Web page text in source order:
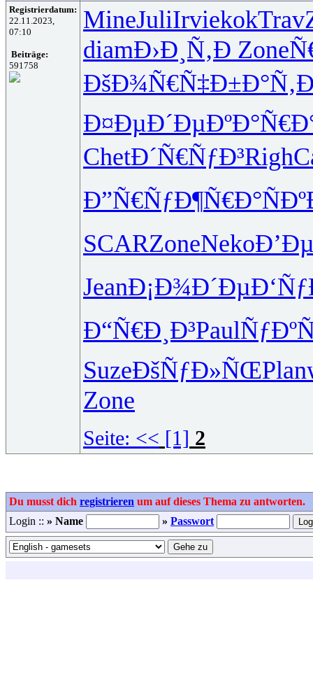
Registrierdatum:
22.11.2023,
07:10
Beiträge:
591758
MineJuliIrviekokTrav
diamÐ›Ð¸Ñ‚Ð Zone
ÐšÐ¾Ñ€Ñ‡
Ð¤ÐµÐ´Ðµ
ChetÐ´Ñ€ÑƒÐ³Righ
Ð”Ñ€ÑƒÐ¶Ñ€Ð°ÑÐº
SCARZoneNeko
JeanÐ¡Ð¾Ð´Ðµ
Ð“Ñ€Ð¸Ð³Paul
SuzeÐšÑƒÐ»ÑŒPlan
Zone
Seite: << [1] 2
Du musst dich registrieren um auf dieses Thema zu antworten.
Login :: » Name » Passwort